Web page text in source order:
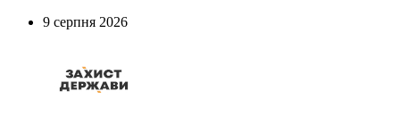
9 серпня 2026